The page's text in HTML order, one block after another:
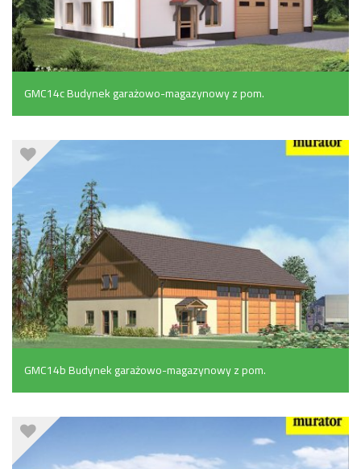
GMC14c Budynek garażowo-magazynowy z pom.
pomocniczymi i poddaszem gospodarczym (355.3 m²)
GMC14b Budynek garażowo-magazynowy z pom.
pomocniczymi i poddaszem gospodarczym (302.3 m²)